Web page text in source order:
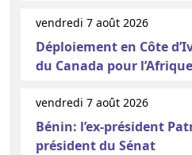
vendredi 7 août 2026
Déploiement en Côte
du Canada pour
vendredi 7 août 2026
Bénin: l’ex-président
président du Sénat